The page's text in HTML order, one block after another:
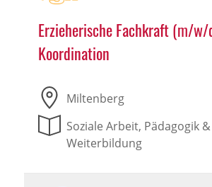
Erzieherische Fachkraft (m/w/
Koordination
Miltenberg
Soziale Arbeit, Pädagogik &
Weiterbildung